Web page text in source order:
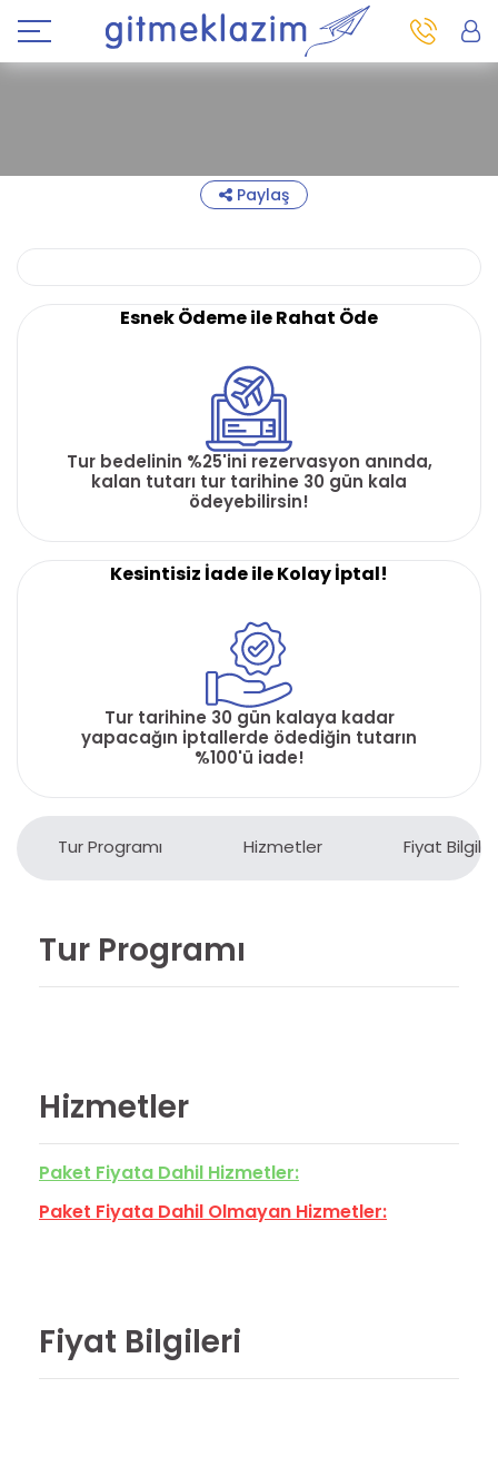
Paylaş
Esnek Ödeme ile Rahat Öde
Tur bedelinin %25'ini rezervasyon anında,
kalan tutarı tur tarihine 30 gün kala
ödeyebilirsin!
Kesintisiz İade ile Kolay İptal!
Tur tarihine 30 gün kalaya kadar
yapacağın iptallerde ödediğin tutarın
%100'ü iade!
Tur Programı Hizmetler Fiyat
Tur Programı
Hizmetler
Paket Fiyata Dahil Hizmetler:
Paket Fiyata Dahil Olmayan Hizmetler:
Fiyat Bilgileri